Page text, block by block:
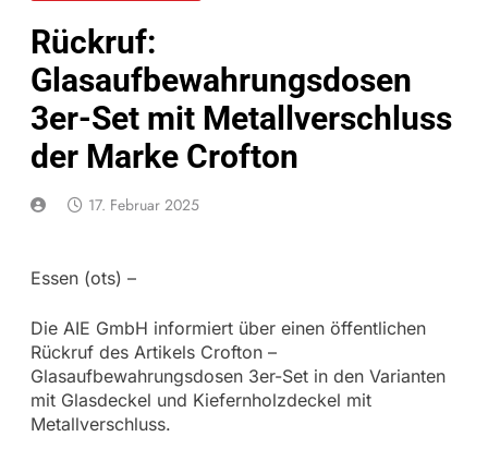
Rückruf:
Glasaufbewahrungsdosen
3er-Set mit Metallverschluss
der Marke Crofton
17. Februar 2025
Essen (ots) –
Die AIE GmbH informiert über einen öffentlichen
Rückruf des Artikels Crofton –
Glasaufbewahrungsdosen 3er-Set in den Varianten
mit Glasdeckel und Kiefernholzdeckel mit
Metallverschluss.